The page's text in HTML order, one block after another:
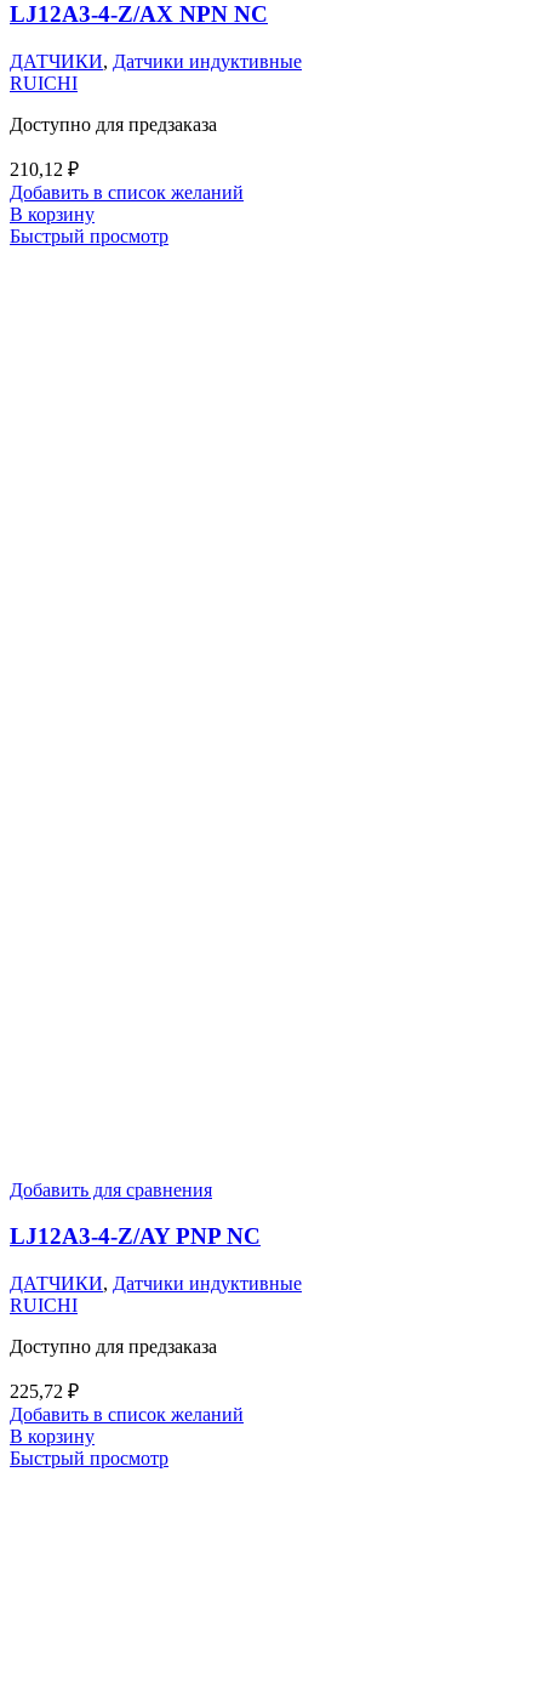
LJ12A3-4-Z/AX NPN NC
ДАТЧИКИ, Датчики индуктивные
RUICHI
Доступно для предзаказа
210,12 ₽
Добавить в список желаний
В корзину
Быстрый просмотр
Добавить для сравнения
LJ12A3-4-Z/AY PNP NC
ДАТЧИКИ, Датчики индуктивные
RUICHI
Доступно для предзаказа
225,72 ₽
Добавить в список желаний
В корзину
Быстрый просмотр